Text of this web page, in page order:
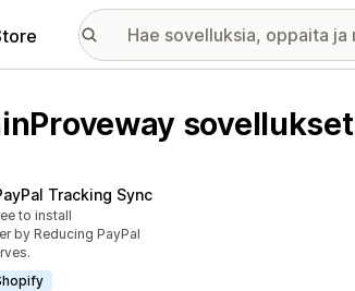
sovellukset
Tracking Sync
yhteensä
to install
by Reducing PayPal